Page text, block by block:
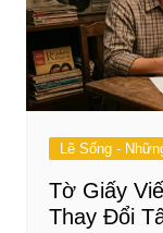
Lẽ Sống -
Tờ Giấy
Thay Đổi